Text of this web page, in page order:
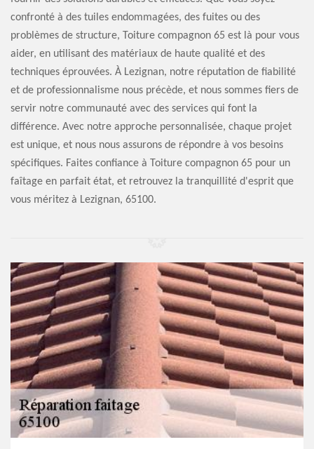
confronté à des tuiles endommagées, des fuites ou des
problèmes de structure, Toiture compagnon 65 est là pour vous
aider, en utilisant des matériaux de haute qualité et des
techniques éprouvées. À Lezignan, notre réputation de fiabilité
et de professionnalisme nous précède, et nous sommes fiers de
servir notre communauté avec des services qui font la
différence. Avec notre approche personnalisée, chaque projet
est unique, et nous nous assurons de répondre à vos besoins
spécifiques. Faites confiance à Toiture compagnon 65 pour un
faîtage en parfait état, et retrouvez la tranquillité d'esprit que
vous méritez à Lezignan, 65100.